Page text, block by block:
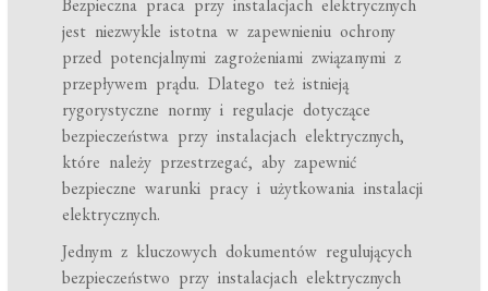
Bezpieczna praca przy instalacjach elektrycznych
jest niezwykle istotna w zapewnieniu ochrony
przed potencjalnymi zagrożeniami związanymi z
przepływem prądu. Dlatego też istnieją
rygorystyczne normy i regulacje dotyczące
bezpieczeństwa przy instalacjach elektrycznych,
które należy przestrzegać, aby zapewnić
bezpieczne warunki pracy i użytkowania instalacji
elektrycznych.
Jednym z kluczowych dokumentów regulujących
bezpieczeństwo przy instalacjach elektrycznych